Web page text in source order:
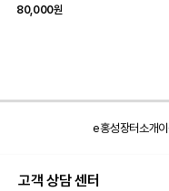
80,000원
e홍성장터소개
고객 상담 센터